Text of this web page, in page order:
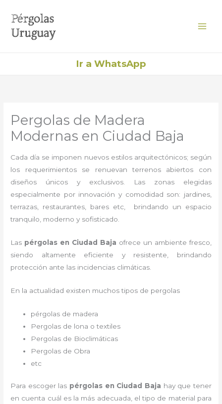
contenido
Ir a WhatsApp
Pergolas de Madera
Modernas en Ciudad Baja
Cada día se imponen nuevos estilos arquitectónicos; según
los requerimientos se renuevan terrenos abiertos con
diseños únicos y exclusivos. Las zonas elegidas
especialmente por innovación y comodidad son: jardines,
terrazas, restaurantes, bares etc, brindando un espacio
tranquilo, moderno y sofisticado.
Las pérgolas en Ciudad Baja ofrece un ambiente fresco,
siendo altamente eficiente y resistente, brindando
protección ante las incidencias climáticas.
En la actualidad existen muchos tipos de pergolas
pérgolas de madera
Pergolas de lona o textiles
Pergolas de Bioclimáticas
Pergolas de Obra
etc
Para escoger las pérgolas en Ciudad Baja hay que tener
en cuenta cuál es la más adecuada, el tipo de material para